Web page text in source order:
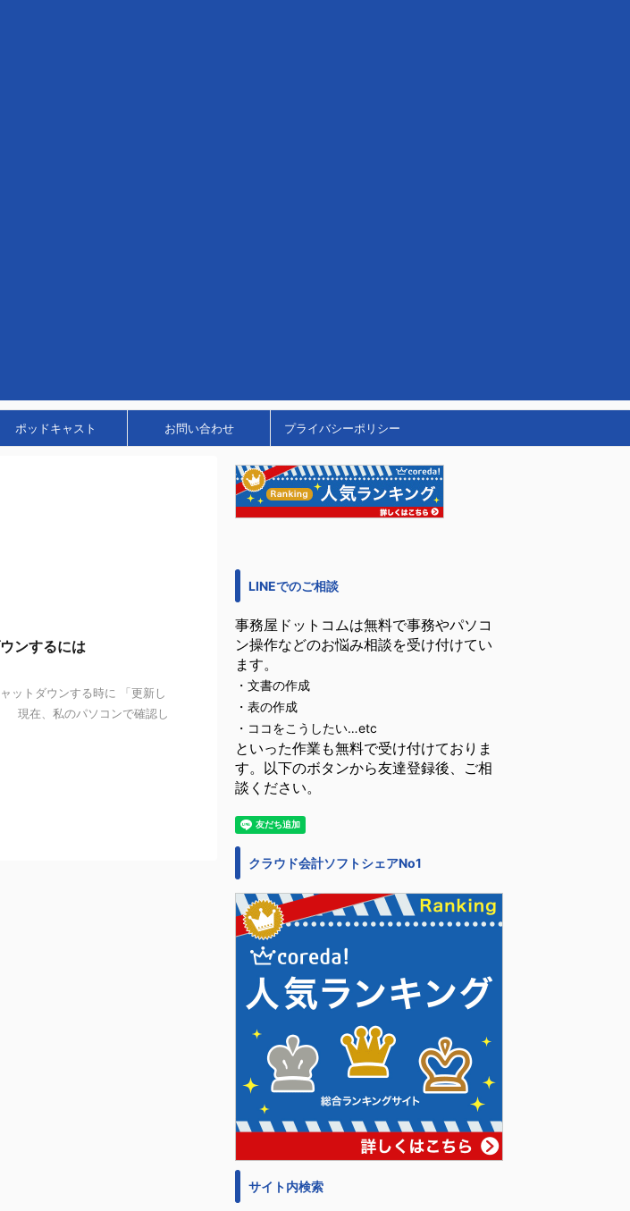
ポッドキャスト お問い合わせ プライバシーポリシー
ンするには
ットダウンする時に 「更新し
現在、私のパソコンで確認し
LINEでのご相談
事務屋ドットコムは無料で事務やパソコ
ン操作などのお悩み相談を受け付けてい
ます。
・文書の作成
・表の作成
・ココをこうしたい…etc
といった作業も無料で受け付けておりま
す。以下のボタンから友達登録後、ご相
談ください。
クラウド会計ソフトシェアNo1
サイト内検索